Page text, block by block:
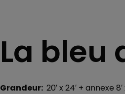
La bleu
Grandeur: 20′ x 24′ + annexe 8′